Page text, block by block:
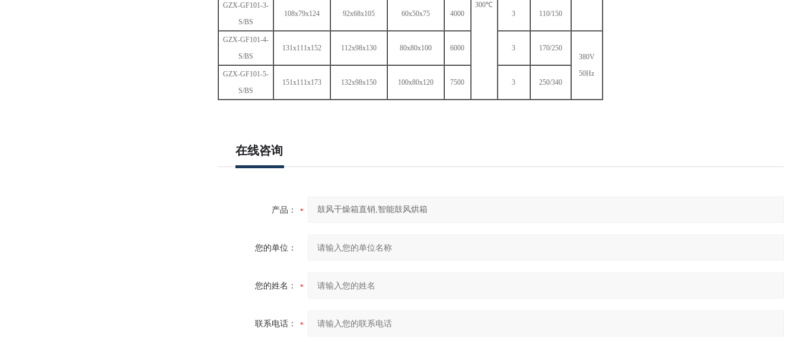
300℃
GZX-GF101-3-
S/BS
108x79x124 92x68x105 60x50x75 4000 3 110/150
GZX-GF101-4-
S/BS
131x111x152 112x98x130 80x80x100 6000 3
170/250
380V
50Hz
GZX-GF101-5-
S/BS
151x111x173 132x98x150 100x80x120 7500 3 250/340
在线咨询
产品：
您的单位：
您的姓名：
联系电话：